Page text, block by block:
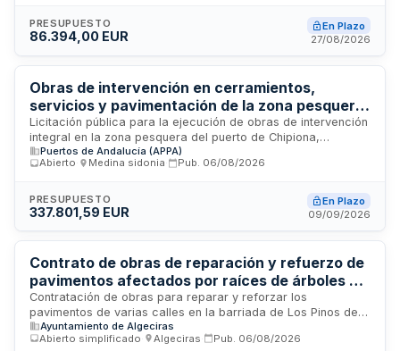
local y elevar la calidad de vida de los habitantes mediante
la utilización de vegetación autóctona acompañada de otros
PRESUPUESTO
86.394,00 EUR
En Plazo
27/08/2026
Obras de intervención en cerramientos,
servicios y pavimentación de la zona pesquera
de Chipiona - Agencia Pública de Puertos de
Andalucía
Licitación pública para la ejecución de obras de intervención
integral en la zona pesquera del puerto de Chipiona,
incluyendo trabajos de cerramientos, servicios
complementarios y pavimentación. El contrato, convocado
presupuesto base destinado a mejorar y modernizar las
instalaciones portuarias pesqueras mediante la rehabilitación
de servicios y renovación de superficies de tránsito. Las
obras se realizarán en el puerto de Chipiona y comprenden
intervenciones tanto en elementos de cierre perimetral como
en la mejora de la zona de actividad pesquera.
Puertos de Andalucía (APPA)
Abierto
Medina sidonia Pub. 06/08/2026
PRESUPUESTO
337.801,59 EUR
En Plazo
09/09/2026
Contrato de obras de reparación y refuerzo de
pavimentos afectados por raíces de árboles en
Algeciras
Contratación de obras para reparar y reforzar los
pavimentos de varias calles en la barriada de Los Pinos de
Algeciras, deteriorados por el crecimiento de raíces de
árboles que generan deformaciones en calzadas y aceras,
Ayuntamiento de Algeciras
Abierto simplificado
Algeciras Pub. 06/08/2026